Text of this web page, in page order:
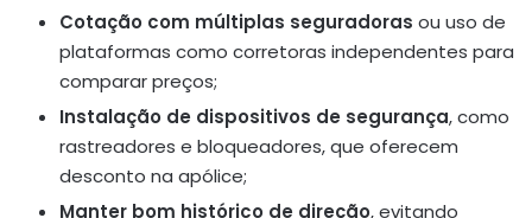
Cotação com múltiplas seguradoras ou uso de
plataformas como corretoras independentes para
comparar preços;
Instalação de dispositivos de segurança, como
rastreadores e bloqueadores, que oferecem
desconto na apólice;
Manter bom histórico de direção, evitando